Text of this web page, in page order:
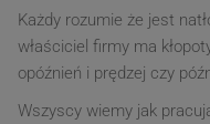
Każdy rozumie że jest
właściciel firmy ma
opóźnień i prędzej czy
Wszyscy wiemy jak